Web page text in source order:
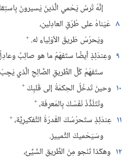
إنَّهُ تُرسٌ يَحْمي الَّذينَ يَسيرونَ
٨ عَيْناهُ على طُرُقِ العادِلين،‏
ويَحرُسُ طَريقَ الأوْلِياءِ له.‏ +
٩ وعِندَئِذٍ أيضًا ستَفهَمُ ما هو صائِبٌ
ستَفهَمُ كُلَّ الطَّريقِ الصَّالِحِ الَّذي
١٠ وحينَ تَدخُلُ الحِكمَةُ إلى قَلبِكَ +
وتَتَلَذَّذُ نَفْسُكَ بِالمَعرِفَة،‏ +
١١ عِندَئِذٍ ستَحرُسُكَ القُدرَةُ التَّفكيرِيَّة،‏ +
وسَيَحْميكَ التَّمييز.‏
١٢ وهكَذا تَنْجو مِنَ الطَّريقِ السَّيِّئ،‏